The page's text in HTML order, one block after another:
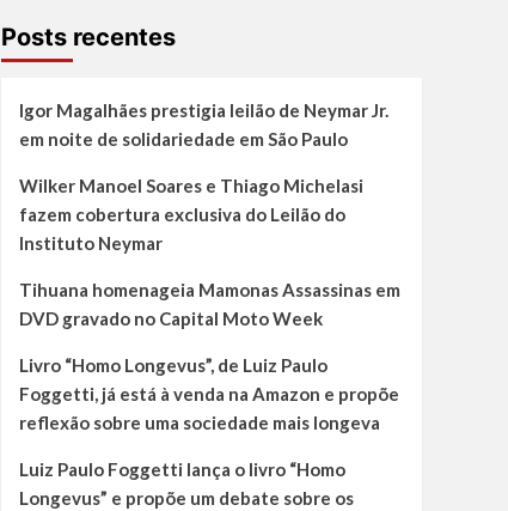
Posts recentes
Igor Magalhães prestigia leilão de Neymar Jr.
em noite de solidariedade em São Paulo
Wilker Manoel Soares e Thiago Michelasi
fazem cobertura exclusiva do Leilão do
Instituto Neymar
Tihuana homenageia Mamonas Assassinas em
DVD gravado no Capital Moto Week
Livro “Homo Longevus”, de Luiz Paulo
Foggetti, já está à venda na Amazon e propõe
reflexão sobre uma sociedade mais longeva
Luiz Paulo Foggetti lança o livro “Homo
Longevus” e propõe um debate sobre os